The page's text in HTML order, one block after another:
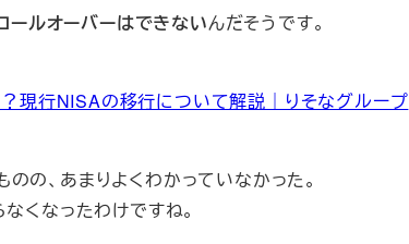
ルオーバーはできないんだそうです。
現行NISAの移行について解説｜りそなグループ
の、あまりよくわかっていなかった。
くなったわけですね。